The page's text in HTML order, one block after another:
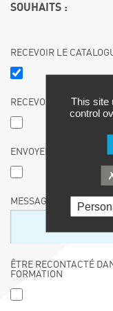
SOUHAITS :
RECEVOIR LE
RECEVOIR LE
ENVOYER LE
MESSAGE :
ÊTRE RECONTACTÉ
FORMATION
This site
control